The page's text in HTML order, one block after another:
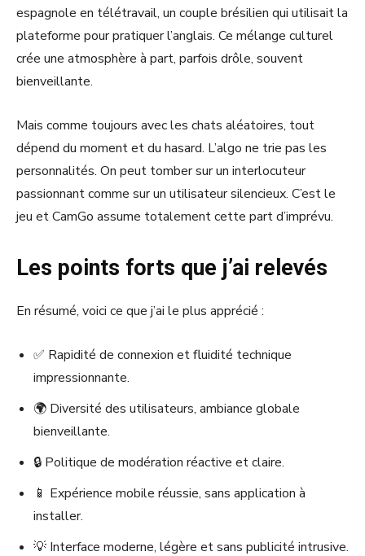
espagnole en télétravail, un couple brésilien qui utilisait la
plateforme pour pratiquer l’anglais. Ce mélange culturel
crée une atmosphère à part, parfois drôle, souvent
bienveillante.
Mais comme toujours avec les chats aléatoires, tout
dépend du moment et du hasard. L’algo ne trie pas les
personnalités. On peut tomber sur un interlocuteur
passionnant comme sur un utilisateur silencieux. C’est le
jeu et CamGo assume totalement cette part d’imprévu.
Les points forts que j’ai relevés
En résumé, voici ce que j’ai le plus apprécié :
✅ Rapidité de connexion et fluidité technique
impressionnante.
🌍 Diversité des utilisateurs, ambiance globale
bienveillante.
🔒 Politique de modération réactive et claire.
📱 Expérience mobile réussie, sans application à
installer.
💡 Interface moderne, légère et sans publicité intrusive.